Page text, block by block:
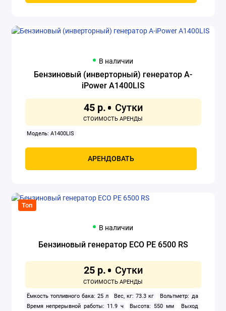
четырехтактный
Число фаз: 1 Ширина: 560 мм
В наличии
Бензиновый (инверторный) генератор A-
iPower A1400LIS
45 р.
Модель: A1400LIS
АРЕНДОВАТЬ
Топ
В наличии
Бензиновый генератор ECO PE 6500 RS
25 р.
Ёмкость топливного бака: 25 л Вес, кг: 73.3 кг
Вольтметр: да
Время непрерывной работы: 11.9 ч
Высота: 550 мм
Выход